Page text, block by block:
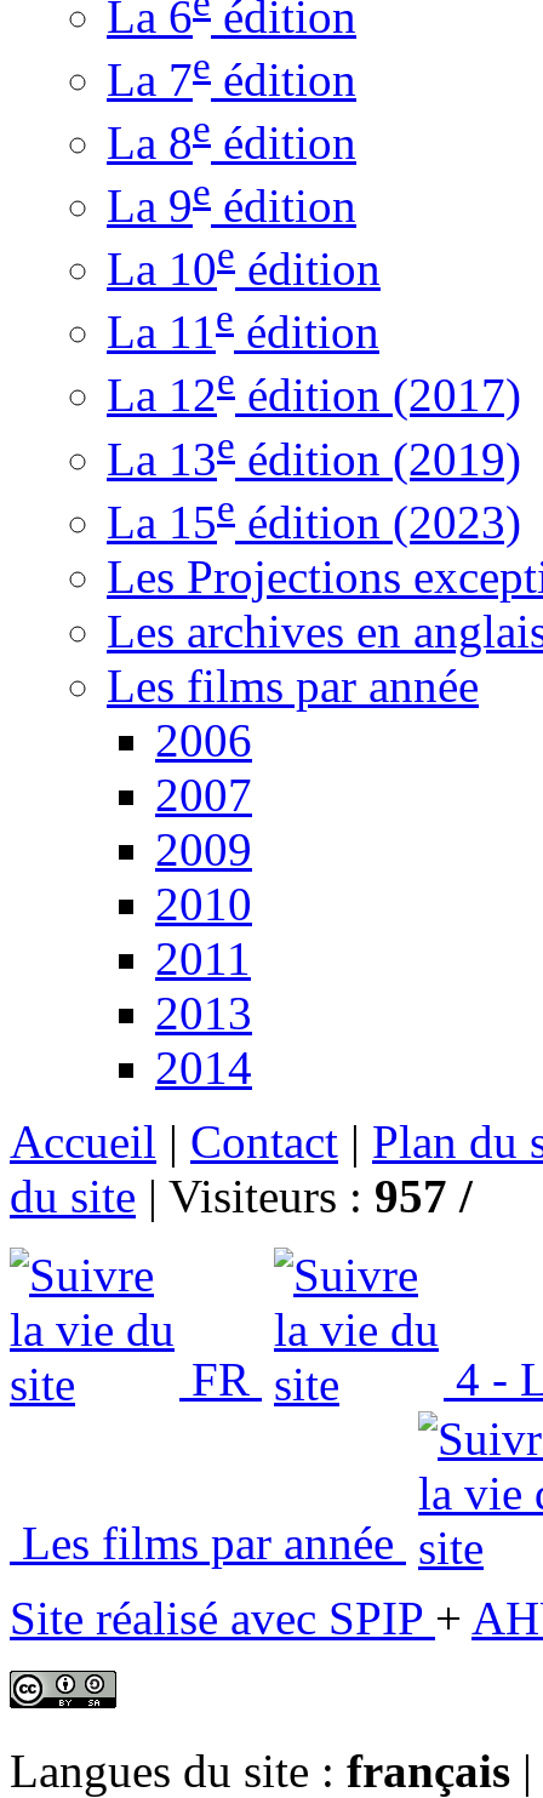
La 6
édition
La 7e édition
La 8e édition
La 9e édition
La 10e édition
La 11e édition
La 12e édition (2017)
La 13e édition (2019)
La 15e édition (2023)
Les Projections
Les archives en
Les films par année
2006
2007
2009
2010
2011
2013
2014
Accueil | Contact | Plan du
du site | Visiteurs : 957 /
FR 4 -
Les films par année
Site réalisé avec SPIP +
Langues du site : français |